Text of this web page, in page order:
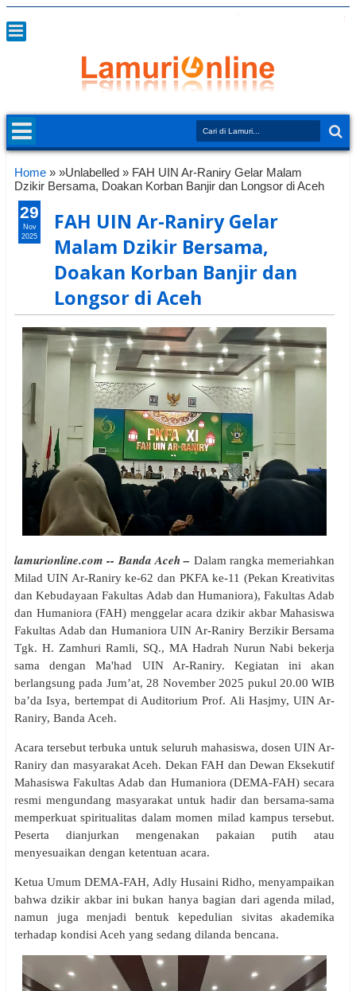
Home » »Unlabelled » FAH UIN Ar-Raniry Gelar Malam
Dzikir Bersama, Doakan Korban Banjir dan Longsor di Aceh
FAH UIN Ar-Raniry Gelar
Malam Dzikir Bersama,
Doakan Korban Banjir dan
Longsor di Aceh
lamurionline.com -- Banda Aceh – Dalam rangka memeriahkan
Milad UIN Ar-Raniry ke-62 dan PKFA ke-11 (Pekan Kreativitas
dan Kebudayaan Fakultas Adab dan Humaniora), Fakultas Adab
dan Humaniora (FAH) menggelar acara dzikir akbar Mahasiswa
Fakultas Adab dan Humaniora UIN Ar-Raniry Berzikir Bersama
Tgk. H. Zamhuri Ramli, SQ., MA Hadrah Nurun Nabi bekerja
sama dengan Ma'had UIN Ar-Raniry. Kegiatan ini akan
berlangsung pada Jum’at, 28 November 2025 pukul 20.00 WIB
ba’da Isya, bertempat di Auditorium Prof. Ali Hasjmy, UIN Ar-
Raniry, Banda Aceh.
Acara tersebut terbuka untuk seluruh mahasiswa, dosen UIN Ar-
Raniry dan masyarakat Aceh. Dekan FAH dan Dewan Eksekutif
Mahasiswa Fakultas Adab dan Humaniora (DEMA-FAH) secara
resmi mengundang masyarakat untuk hadir dan bersama-sama
memperkuat spiritualitas dalam momen milad kampus tersebut.
Peserta dianjurkan mengenakan pakaian putih atau
menyesuaikan dengan ketentuan acara.
Ketua Umum DEMA-FAH, Adly Husaini Ridho, menyampaikan
bahwa dzikir akbar ini bukan hanya bagian dari agenda milad,
namun juga menjadi bentuk kepedulian sivitas akademika
terhadap kondisi Aceh yang sedang dilanda bencana.
29
Nov
2025